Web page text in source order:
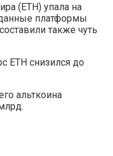
(ETH) упала на
платформы
также чуть
ETH снизился до
альткоина